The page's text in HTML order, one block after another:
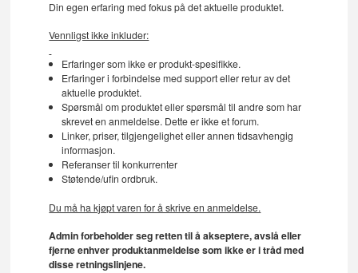
Din egen erfaring med fokus på det aktuelle produktet.
Vennligst ikke inkluder:
Erfaringer som ikke er produkt-spesifikke.
Erfaringer i forbindelse med support eller retur av det
aktuelle produktet.
Spørsmål om produktet eller spørsmål til andre som har
skrevet en anmeldelse. Dette er ikke et forum.
Linker, priser, tilgjengelighet eller annen tidsavhengig
informasjon.
Referanser til konkurrenter
Støtende/ufin ordbruk.
Du må ha kjøpt varen for å skrive en anmeldelse.
Admin forbeholder seg retten til å akseptere, avslå eller
fjerne enhver produktanmeldelse som ikke er i tråd med
disse retningslinjene.